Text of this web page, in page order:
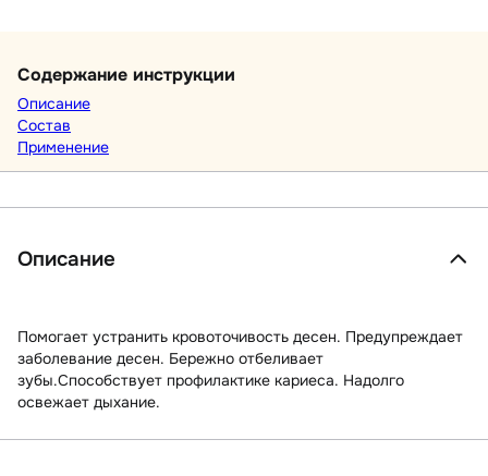
Содержание инструкции
Описание
Состав
Применение
Описание
Помогает устранить кровоточивость десен. Предупреждает
заболевание десен. Бережно отбеливает
зубы.Способствует профилактике кариеса. Надолго
освежает дыхание.